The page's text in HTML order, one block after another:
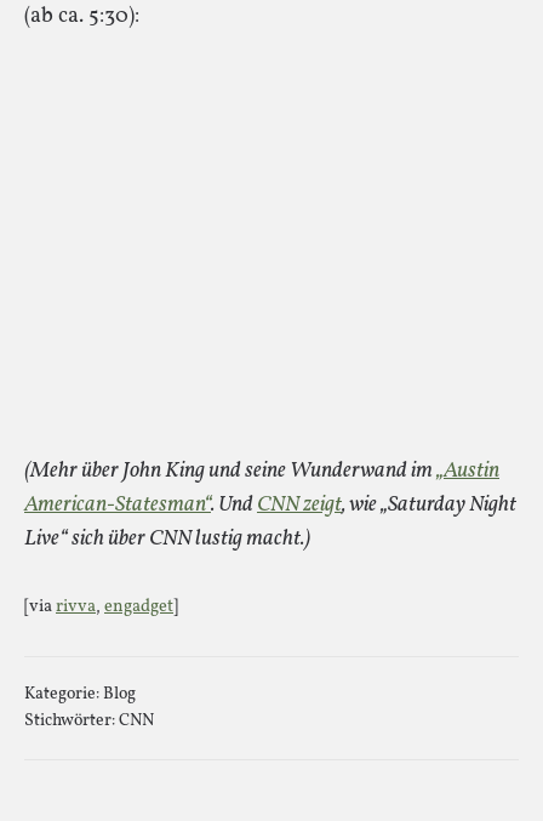
(ab ca. 5:30):
(Mehr über John King und seine Wunderwand im„Austin
American-Statesman“. UndCNN zeigt, wie „Saturday Night
Live“ sich über CNN lustig macht.)
[viarivva, engadget]
Kategorie:Blog
Stichwörter:CNN